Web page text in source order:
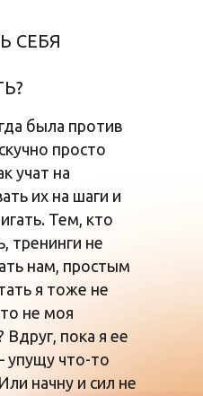
СЕБЯ
была против
просто
учат на
их на шаги и
Тем, кто
тренинги не
нам, простым
я тоже не
не моя
Вдруг, пока я ее
упущу что-то
начну и сил не